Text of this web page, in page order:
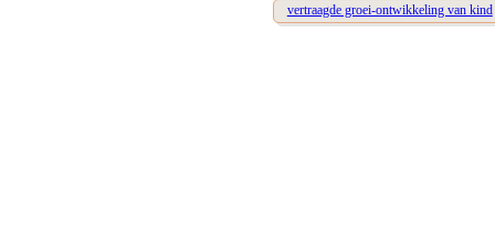
vertraagde groei-ontwikkeling van kind